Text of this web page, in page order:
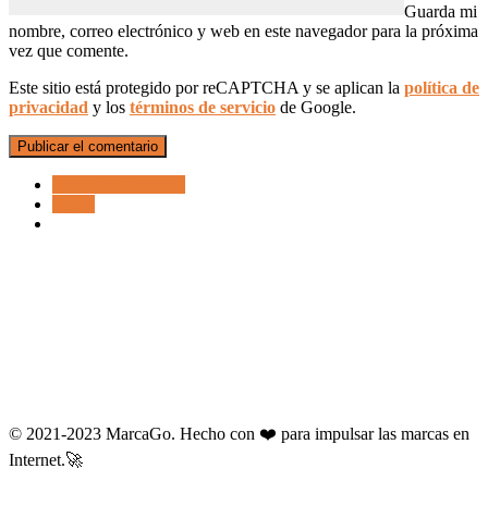
Guarda mi
nombre, correo electrónico y web en este navegador para la próxima
vez que comente.
Este sitio está protegido por reCAPTCHA y se aplican la política de
privacidad y los términos de servicio de Google.
© 2021-2023 MarcaGo. Hecho con ❤️ para impulsar las marcas en
Internet.🚀